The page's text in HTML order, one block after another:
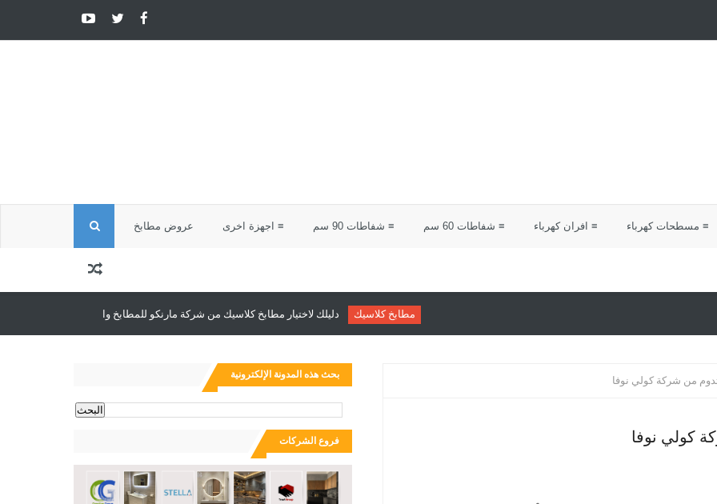
≡ مسطحات كهرباء ≡ افران كهرباء ≡ شفاطات 60 سم ≡ شفاطات 90 سم ≡ اجهزة اخرى عروض مطابخ ا
ل
ث
دليلك لاختيار مطابخ كلاسيك من شركة مارنكو للمطابخ والدريسنج روم مطابخ كلاسيك
من شركة كولي نوفا
كولي نوفا
بحث هذه المدونة الإلكترونية
فروع الشركات